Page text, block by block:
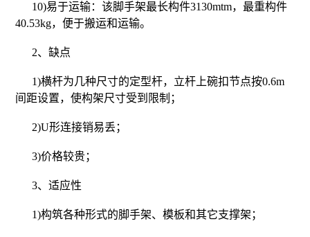
10)易于运输：该脚手架最长构件3130mtm，最重构件
40.53kg，便于搬运和运输。
2、缺点
1)横杆为几种尺寸的定型杆，立杆上碗扣节点按0.6m
间距设置，使构架尺寸受到限制；
2)U形连接销易丢；
3)价格较贵；
3、适应性
1)构筑各种形式的脚手架、模板和其它支撑架；